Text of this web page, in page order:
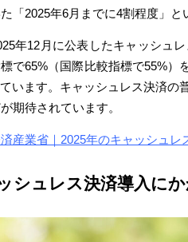
「2025年6月までに4割程度」と
年12月に公表したキャッシュ
で65%（国際比較指標で55%）
います。キャッシュレス決済の
期待されています。
産業省｜2025年のキャッシュレ
シュレス決済導入に